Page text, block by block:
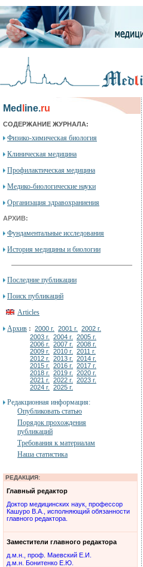
Med ine.ru
СОДЕРЖАНИЕ ЖУРНАЛА:
Физико-химическая биология
Клиническая медицина
Профилактическая медицина
Медико-биологические науки
Организация здравохраниения
АРХИВ:
Фундаментальные исследования
История медицины и биологии
Последние публикации
Поиск публикаций
Articles
Архив : 2000 г. 2001 г.
2002 г.
2003 г.
2004 г.
2005 г.
2006 г.
2007 г.
2008 г.
2009 г.
2010 г.
2011 г.
2012 г.
2013 г.
2014 г.
2015 г.
2016 г.
2017 г.
2018 г.
2019 г.
2020 г.
2021 г.
2022 г.
2023 г.
2024 г.
2025 г.
Редакционная информация:
Опубликовать статью
Порядок прохождения
публикаций
Требования к материалам
Наша статистика
РЕДАКЦИЯ:
Главный редактор
Доктор медицинских наук, профессор
Кашуро В.А., исполняющий обязанности
главного редактора.
Заместители главного редактора
д.м.н., проф. Маевский Е.И.
д.м.н. Бонитенко Е.Ю.